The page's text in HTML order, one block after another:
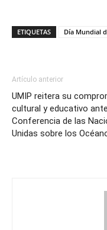
ETIQUETAS Día Mundial
Artículo anterior
UMIP reitera su
cultural y educativo
Conferencia de las
Unidas sobre los